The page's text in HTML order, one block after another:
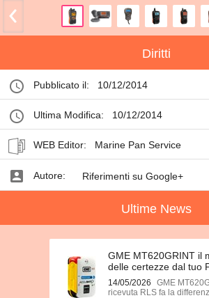
Diritti
Pubblicato il: 10/12/2014
Ultima Modifica: 10/12/2014
WEB Editor: Marine Pan Service
Autore: Riferimenti su Google+
Ultime News
GME MT620GRINT il
delle certezze dal tuo
14/05/2026
GME
ricevuta RLS fa la